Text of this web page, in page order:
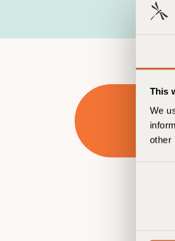
This
We
other